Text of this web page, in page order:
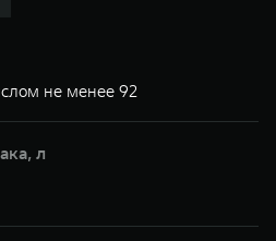
не менее 92
л